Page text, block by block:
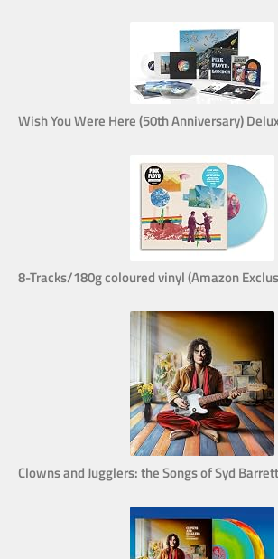
Wish You Were Here (50th Anniversary)
8-Tracks/180g coloured vinyl (Amazon
Clowns and Jugglers: the Songs of Syd Barrett